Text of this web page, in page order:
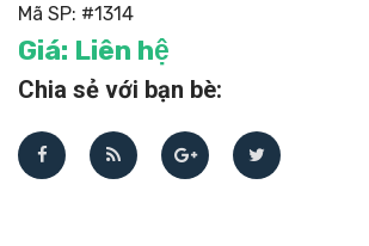
Mã SP: #1314
Giá: Liên hệ
Chia sẻ với bạn bè: